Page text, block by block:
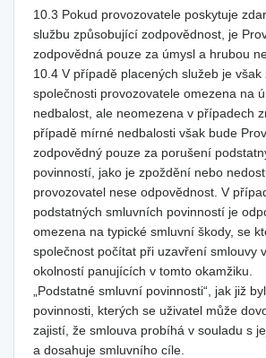
10.3 Pokud provozovatele poskytuje
službu způsobující zodpovědnost, je
zodpovědná pouze za úmysl a hrubou
10.4 V případě placených služeb je však
společnosti provozovatele omezena na
nedbalost, ale neomezena v případech
případě mírné nedbalosti však bude
zodpovědný pouze za porušení
povinností, jako je zpoždění nebo
provozovatel nese odpovědnost. V
podstatných smluvních povinností je
omezena na typické smluvní škody, se
společnost počítat při uzavření smlouvy
okolností panujících v tomto okamžiku.
„Podstatné smluvní povinnosti“, jak již
povinnosti, kterých se uživatel může
zajistí, že smlouva probíhá v souladu s
a dosahuje smluvního cíle.